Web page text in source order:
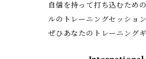
自信を持って打ち込むため
ルのトレーニングセッショ
ぜひあなたのトレーニング